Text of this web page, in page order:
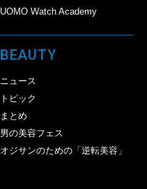
UOMO Watch Academy
BEAUTY
ニュース
トピック
まとめ
男の美容フェス
オジサンのための「逆転美容」